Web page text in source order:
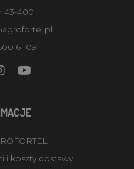
43-400
61 09
i koszty dostawy